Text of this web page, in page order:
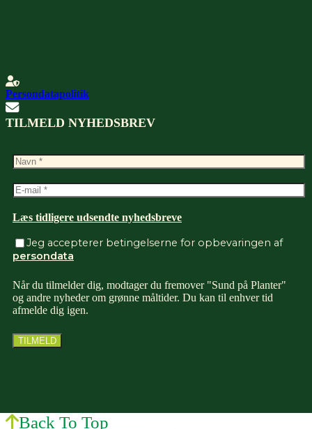
Persondatapolitik
TILMELD NYHEDSBREV
Læs tidligere udsendte nyhedsbreve
Jeg accepterer betingelserne for opbevaringen af
persondata
Når du tilmelder dig, modtager du fremover "Sund på Planter"
og andre nyheder om grønne måltider. Du kan til enhver tid
afmelde dig igen.
Back To Top